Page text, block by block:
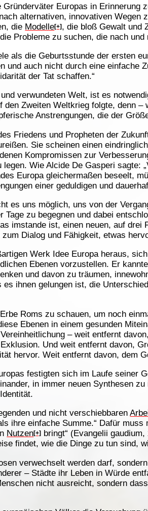
Europas in Erinnerung
alternativen, innovativen Wegen
die Modelle[+], die bloß Gewalt und
Probleme zu suchen, die nach
als die Geburtsstunde der ersten
und auch nicht durch eine einfache
der Tat schaffen.“
verwundeten Welt, ist es
Zweiten Weltkrieg folgte, denn –
Anstrengungen, die der
Friedens und Propheten der
Sie scheinen einen
Kompromissen zur
Wie Alcide De Gasperi sagte:
Europa gleichermaßen beseelt,
einer geduldigen und
es uns möglich, uns von der
zu begegnen und dabei
imstande ist, einen neuen, auf
Dialog und Fähigkeit, etwas
Werk Idee Europa heraus,
Ebenen vorzustellen. Er
und davon zu träumen,
ihnen gelungen ist, die
Roms zu schauen, um noch
Ebenen in einem gesunden
– weit entfernt
Und weit entfernt davon,
hervor. Weit entfernt davon, dem
festigten sich im Laufe seiner
in immer neuen Synthesen
und nicht verschiebbaren
ihre einfache Summe.“ Dafür
Nutzen[+] bringt“ (Evangelii
findet, wie die Dinge zu tun sind,
verwechselt werden darf,
– Städte ihr Leben in Würde
nicht ausreicht, sondern